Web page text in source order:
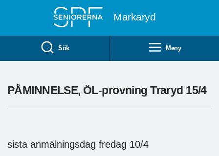
Markaryd
Sök Meny
PÅMINNELSE, ÖL-provning Traryd 15/4
sista anmälningsdag fredag 10/4